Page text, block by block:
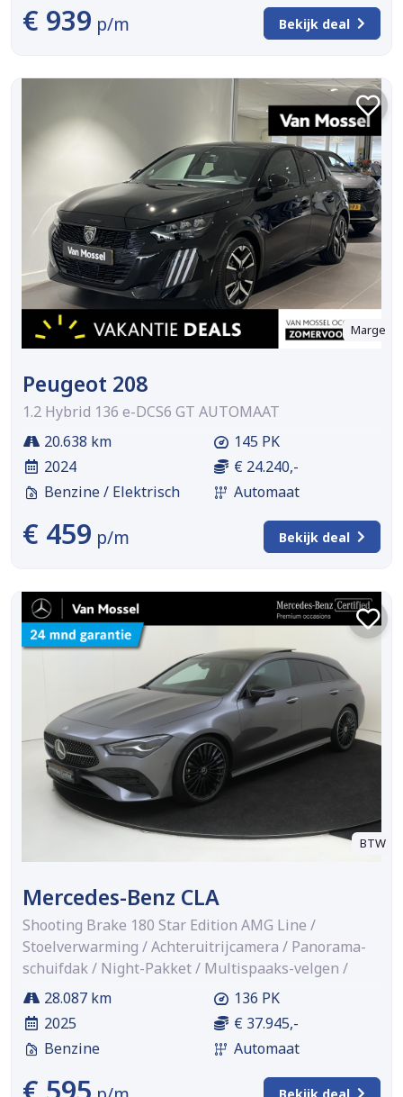
€ 939 p/m Bekijk deal
Marge
Peugeot 208
1.2 Hybrid 136 e-DCS6 GT AUTOMAAT
20.638 km
2024
Benzine / Elektrisch
145 PK
€ 24.240,-
Automaat
€ 459 p/m Bekijk deal
BTW
Mercedes-Benz CLA
Shooting Brake 180 Star Edition AMG Line /
Stoelverwarming / Achteruitrijcamera / Panorama-
schuifdak / Night-Pakket / Multispaaks-velgen /
28.087 km
2025
Benzine
136 PK
€ 37.945,-
Automaat
Bekijk deal